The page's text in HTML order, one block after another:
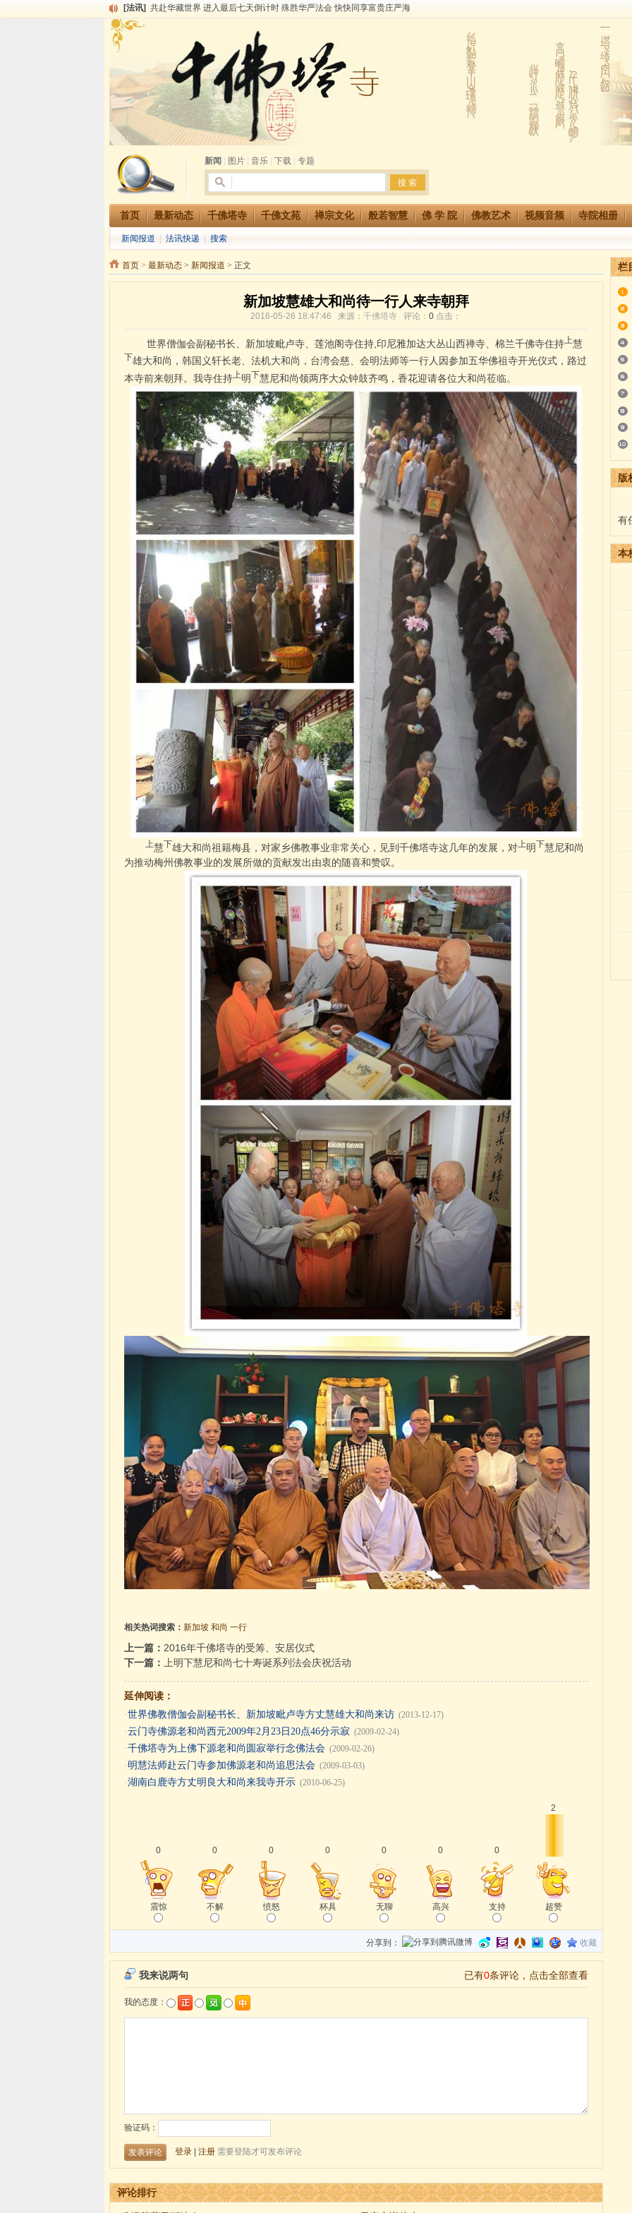
[法讯] 共赴华藏世界 进入最后七天倒计时 殊胜华严法会 快快同享富贵庄严海
[法讯]
[法讯]
清明节祭祖报恩地藏法会
本寺方丈上明下慧尼和尚开讲《六祖坛经》
[法讯]
2015-3-26师父于法堂对大众的开示
[法讯] 广东千佛塔寺云门佛学院女众部 2016年招生简章
[法讯]
恭请海涛法师莅临千佛塔寺弘法
[法讯]
2014年七月大法会 祈福息灾地藏七 冥阳两利普渡群蒙盂兰盆
[法讯]
千佛塔寺云门佛学院女众部2014年招生简章
[法讯] 千佛塔寺兴建佛学院综合大楼缘起
新闻
图片| 音乐| 下载| 专题
首页 最新动态 千佛塔寺 千佛文苑 禅宗文化 般若智慧 佛 学 院 佛教艺术 视频音频 寺院相册
新闻报道 法讯快递 搜索
首页> 最新动态> 新闻报道 > 正文
新加坡慧雄大和尚待一行人来寺朝拜
2016-05-26 18:47:46 来源： 千佛塔寺 评论： 0 点击：
世界僧伽会副秘书长、新加坡毗卢寺、莲池阁寺住持,印尼雅加达大丛山西禅寺、棉兰千佛寺住持 上慧
下雄大和尚，韩国义轩长老、法机大和尚，台湾会慈、会明法师等一行人因参加五华佛祖寺开光仪式，路过
本寺前来朝拜。我寺住持 上明下慧尼和尚领两序大众钟鼓齐鸣，香花迎请各位大和尚莅临。
上慧下雄大和尚祖籍梅县，对家乡佛教事业非常关心，见到千佛塔寺这几年的发展，对上明下慧尼和尚
为推动梅州佛教事业的发展所做的贡献发出由衷的随喜和赞叹。
相关热词搜索： 新加坡 和尚 一行
上一篇： 2016年千佛塔寺的受筹、安居仪式
下一篇： 上明下慧尼和尚七十寿诞系列法会庆祝活动
延伸阅读：
·世界佛教僧伽会副秘书长、新加坡毗卢寺方丈慧雄大和尚来访 (2013-12-17)
·云门寺佛源老和尚西元2009年2月23日20点46分示寂 (2009-02-24)
·千佛塔寺为上佛下源老和尚圆寂举行念佛法会 (2009-02-26)
· 明慧法师赴云门寺参加佛源老和尚追思法会 (2009-03-03)
·湖南白鹿寺方丈明良大和尚来我寺开示 (2010-06-25)
0
震惊
0
不解
0
愤怒
0
杯具
0
无聊
0
高兴
0
支持
2
超赞
分享到： 收藏
评论排行
栏
版
有
本